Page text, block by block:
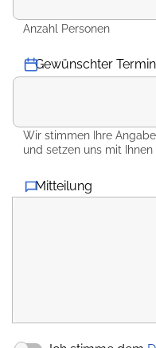
Anzahl Personen
Gewünschter
Wir stimmen Ihre
und setzen uns mit
Mitteilung